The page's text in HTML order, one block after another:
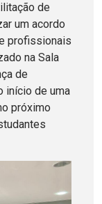
de
um acordo
profissionais
na Sala
de
início de uma
próximo